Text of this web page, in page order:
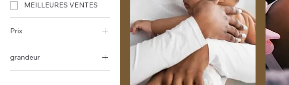
MEILLEURES VENTES
Prix
5 $CA 3 450 $CA
grandeur
medium